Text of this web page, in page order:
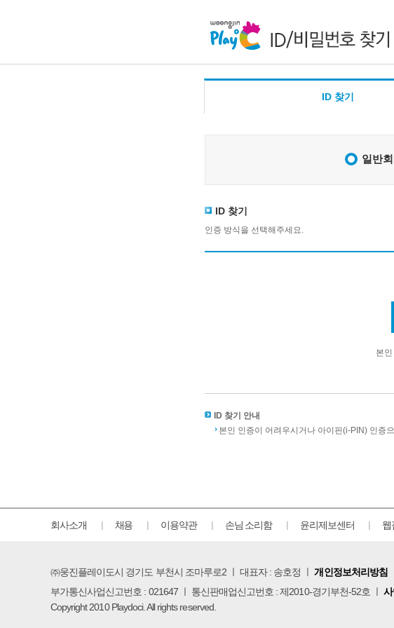
ID 찾기
일반
ID 찾기
인증 방식을 선택해주세요.
본
ID 찾기 안내
본인 인증이 어려우시거나 아이핀(i-PIN) 인증
회사소개 채용 이용약관 손님 소리함 윤리제보센터 웹
㈜웅진플레이도시 경기도 부천시 조마루로2 ㅣ 대표자 : 송호정 ㅣ개인정보처리방침
부가통신사업신고번호 : 021647 ㅣ 통신판매업신고번호 : 제2010-경기부천-52호 ㅣ사
Copyright 2010 Playdoci. All rights reserved.